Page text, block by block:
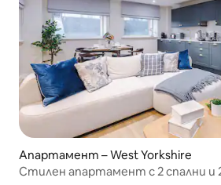
Апартамент – West Yorkshire
Стилен апартамент с 2 спални и